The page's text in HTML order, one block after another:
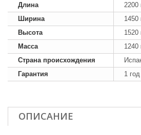
Длина
2200
Ширина
1450
Высота
1520
Масса
1240
Страна происхождения
Гарантия
1 год
ОПИСАНИЕ